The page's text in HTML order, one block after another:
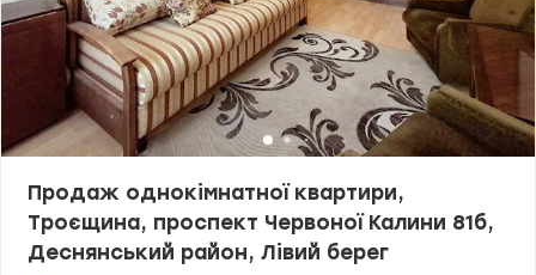
Продаж однокімнатної квартири,
Троєщина, проспект Червоної Калини 81б,
Деснянський район, Лівий берег